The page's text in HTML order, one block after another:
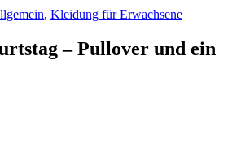
, Kleidung für Erwachsene
– Pullover und ein